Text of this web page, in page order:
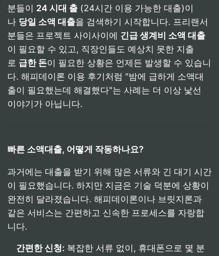
분들이 24 시대 출 (24시간 이용 가능한 대출)이
나 당일 소액 대출을 검색하기 시작합니다. 프리랜서
분들은 프로젝트 사이사이에 긴급 생계비 소액 대출
이 필요할 수 있고, 직장인들도 예상치 못한 지출
로 급한 돈이 필요한 상황은 언제든 발생할 수 있습니
다. 해피데이론 이용 후기처럼 "밤에 급하게 소액대
출이 필요했는데 해결했다"는 사례는 더 이상 낯선
이야기가 아닙니다.
빠른 소액대출, 어떻게 작동하나요?
과거에는 대출을 받기 위해 많은 서류와 긴 대기 시간
이 필요했습니다. 하지만 지금은 기술 덕분에 상황이
완전히 달라졌습니다. 해피데이론이나 브릿지론과
같은 서비스는 간편하고 신속한 프로세스를 자랑합
니다.
간편한 신청: 복잡한 서류 없이, 휴대폰으로 몇 분